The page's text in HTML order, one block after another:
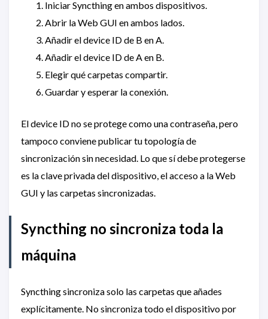
Iniciar Syncthing en ambos dispositivos.
Abrir la Web GUI en ambos lados.
Añadir el device ID de B en A.
Añadir el device ID de A en B.
Elegir qué carpetas compartir.
Guardar y esperar la conexión.
El device ID no se protege como una contraseña, pero
tampoco conviene publicar tu topología de
sincronización sin necesidad. Lo que sí debe protegerse
es la clave privada del dispositivo, el acceso a la Web
GUI y las carpetas sincronizadas.
Syncthing no sincroniza toda la
máquina
Syncthing sincroniza solo las carpetas que añades
explícitamente. No sincroniza todo el dispositivo por